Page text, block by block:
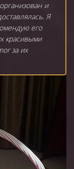
и
Я
его
красивыми
за их